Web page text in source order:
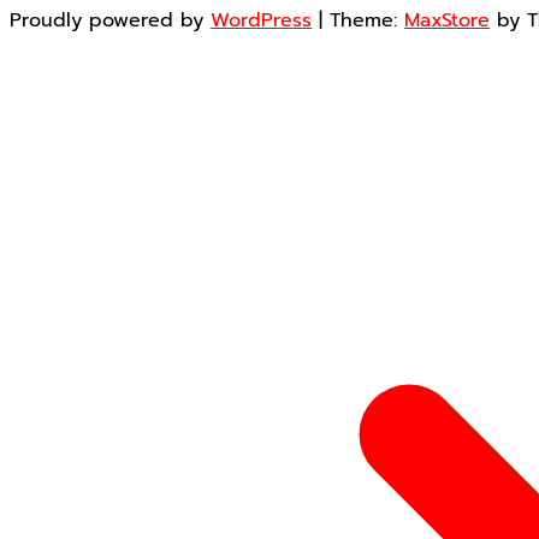
Proudly powered by WordPress | Theme: MaxStore by